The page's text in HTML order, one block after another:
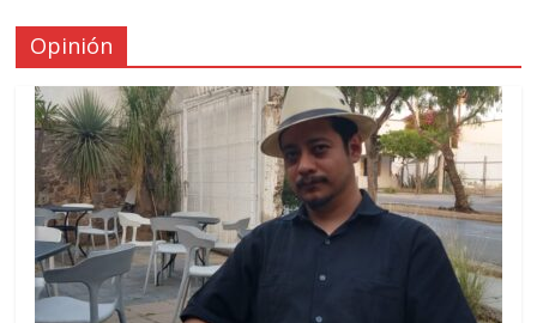
Opinión